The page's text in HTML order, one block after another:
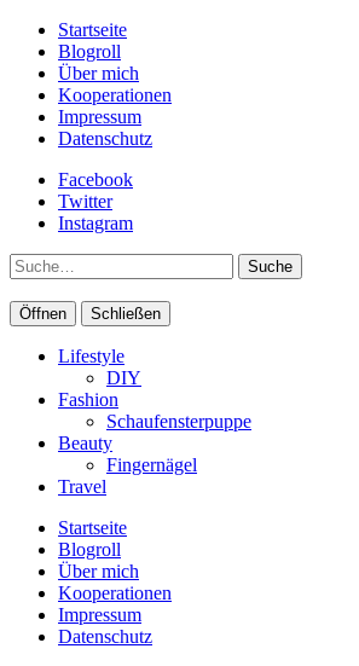
Startseite
Blogroll
Über mich
Kooperationen
Impressum
Datenschutz
Facebook
Twitter
Instagram
Suche
Öffnen Schließen
Lifestyle
DIY
Fashion
Schaufensterpuppe
Beauty
Fingernägel
Travel
Startseite
Blogroll
Über mich
Kooperationen
Impressum
Datenschutz